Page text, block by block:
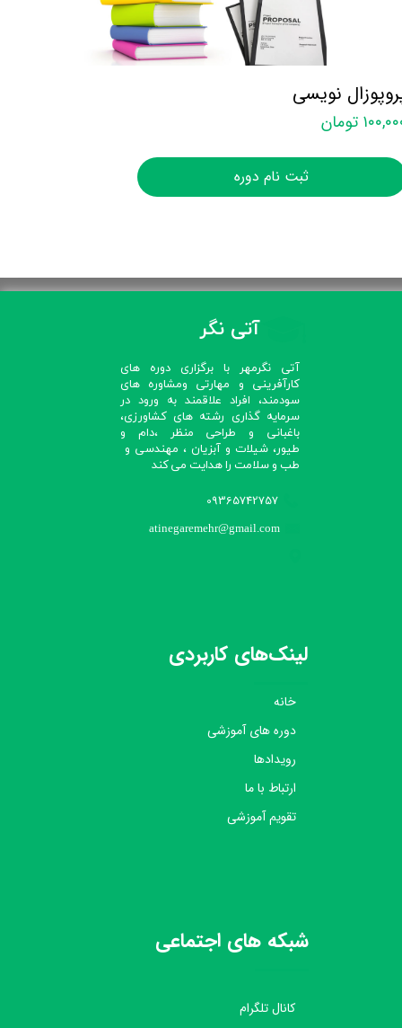
نویسی
تومان
ثبت نام دوره
آتی نگر
آتی نگرمهر با برگزاری دوره های
کارآفرینی و مهارتی ومشاوره های
سودمند، افراد علاقمند به ورود در
سرمایه گذاری رشته های کشاورزی،
باغبانی و طراحی منظر ،دام و
طیور، شیلات و آبزیان ، مهندسی و
طب و سلامت را هدایت می کند​​​​​​​
09365742757
atinegaremehr@gmail.com
لینک‌های کاربردی
خانه
دوره های آموزشی
رویدادها
ارتباط با ما
تقویم آموزشی
شبکه های اجتماعی
کانال تلگرام